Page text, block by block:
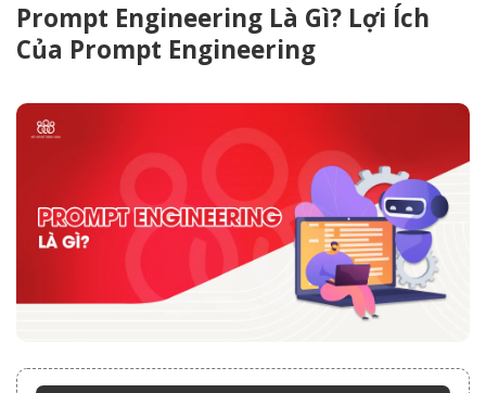
Prompt Engineering Là Gì? Lợi Ích
Của Prompt Engineering